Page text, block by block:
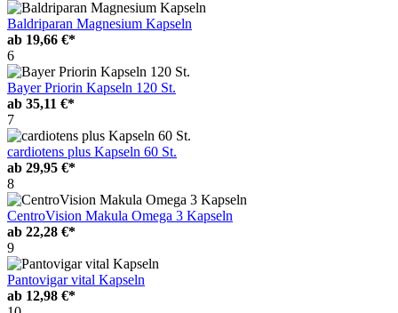
Baldriparan Magnesium Kapseln
ab 19,66 €*
6
Bayer Priorin Kapseln 120 St.
ab 35,11 €*
7
cardiotens plus Kapseln 60 St.
ab 29,95 €*
8
CentroVision Makula Omega 3 Kapseln
ab 22,28 €*
9
Pantovigar vital Kapseln
ab 12,98 €*